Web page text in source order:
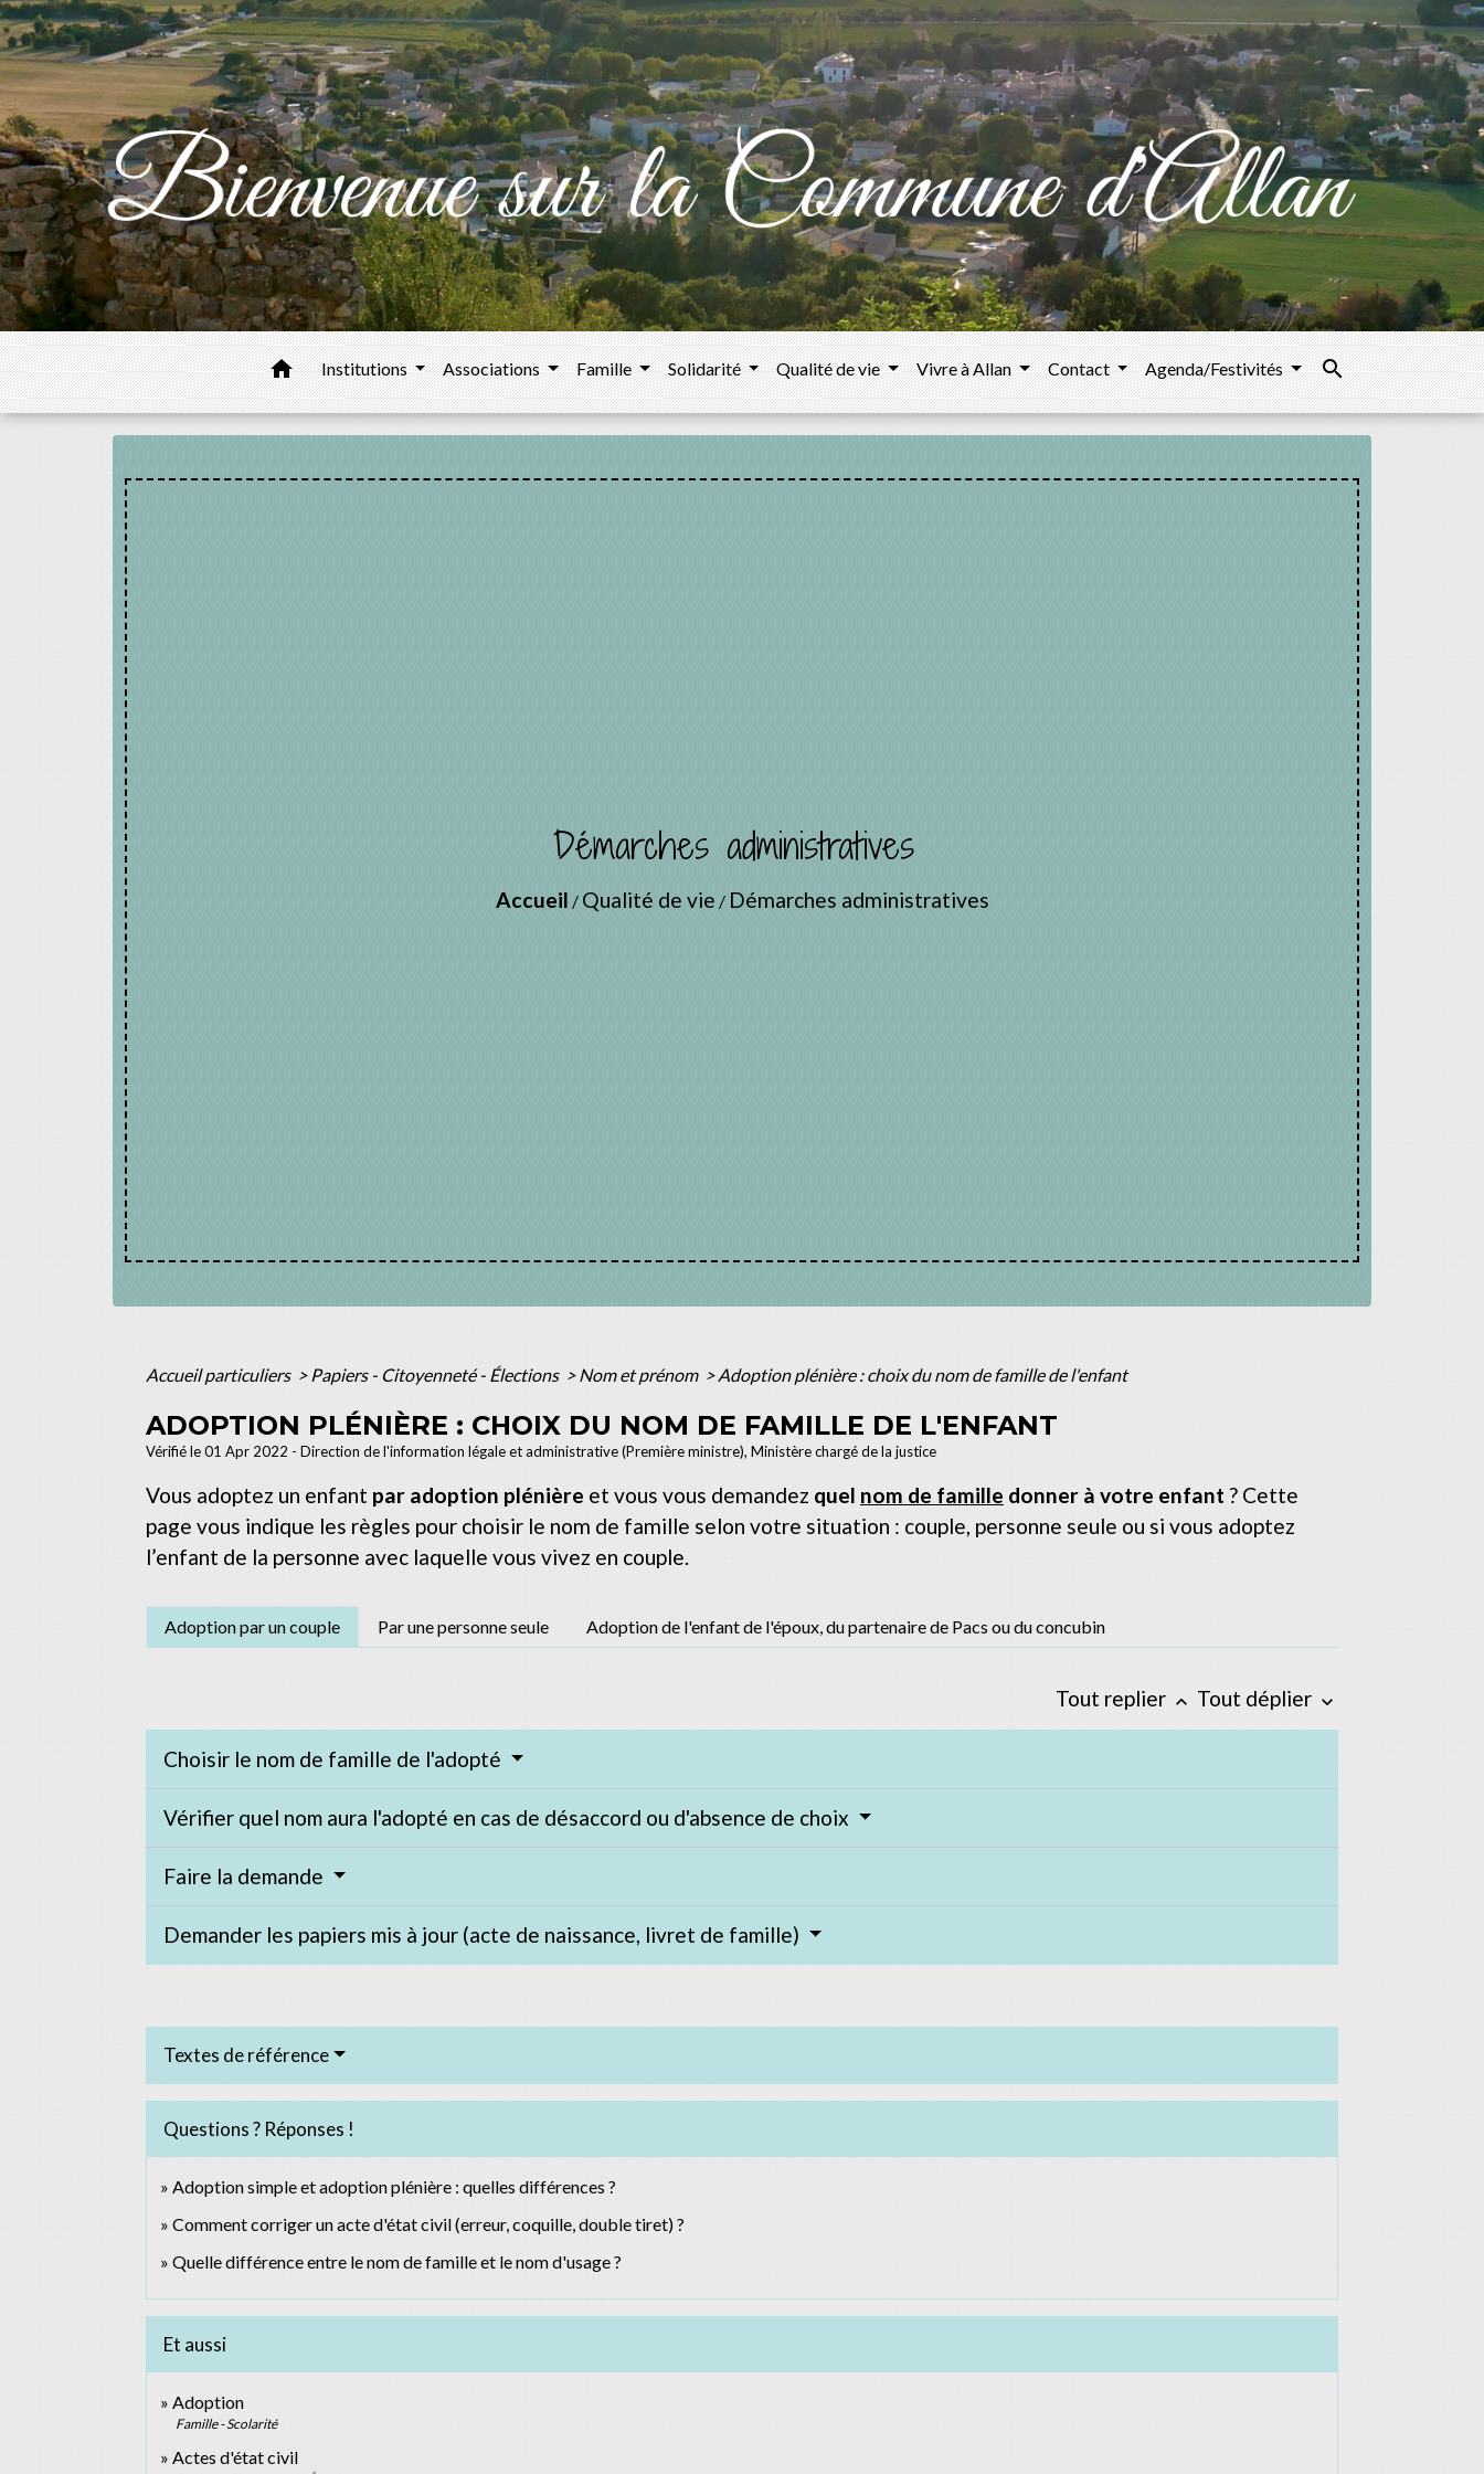
home Institutions Associations Famille Solidarité Qualité de vie Vivre à Allan Contact Agenda/Festivités search
Démarches administratives
Accueil / Qualité de vie / Démarches administratives
Accueil particuliers > Papiers - Citoyenneté - Élections > Nom et prénom > Adoption plénière : choix du nom de famille de l'enfant
ADOPTION PLÉNIÈRE : CHOIX DU NOM DE FAMILLE DE L'ENFANT
Vérifié le 01 Apr 2022 - Direction de l'information légale et administrative (Première ministre), Ministère chargé de la justice
Vous adoptez un enfant par adoption plénière et vous vous demandez quel nom de famille donner à votre enfant ? Cette
page vous indique les règles pour choisir le nom de famille selon votre situation : couple, personne seule ou si vous adoptez
l’enfant de la personne avec laquelle vous vivez en couple.
Adoption par un couple Par une personne seule Adoption de l'enfant de l'époux, du partenaire de Pacs ou du concubin
Tout replier keyboard_arrow_up Tout déplier keyboard_arrow_down
Choisir le nom de famille de l'adopté
Vérifier quel nom aura l'adopté en cas de désaccord ou d'absence de choix
Faire la demande
Demander les papiers mis à jour (acte de naissance, livret de famille)
Textes de référence
Questions ? Réponses !
Adoption simple et adoption plénière : quelles différences ?
Comment corriger un acte d'état civil (erreur, coquille, double tiret) ?
Quelle différence entre le nom de famille et le nom d'usage ?
Et aussi
Adoption
Famille - Scolarité
Actes d'état civil